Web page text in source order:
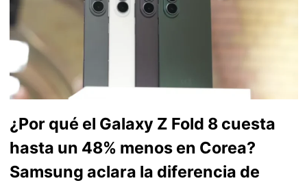
¿Por qué el Galaxy Z Fold 8 cuesta
hasta un 48% menos en Corea?
Samsung aclara la diferencia de